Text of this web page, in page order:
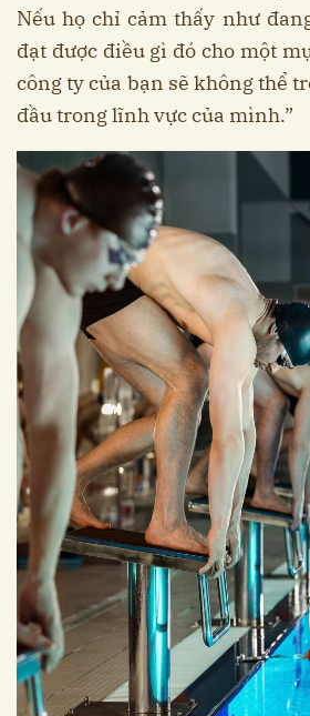
Nếu họ chỉ cảm thấy như
đạt được điều gì đó cho một
công ty của bạn sẽ không thể
đầu trong lĩnh vực của mình.”